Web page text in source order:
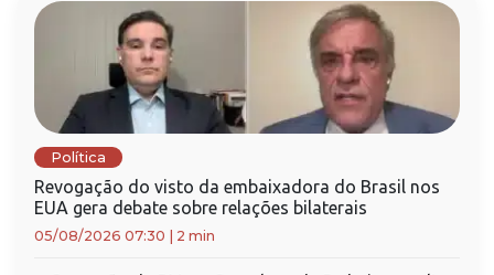
Política
Revogação do visto da embaixadora do Brasil nos
EUA gera debate sobre relações bilaterais
05/08/2026 07:30 2 min